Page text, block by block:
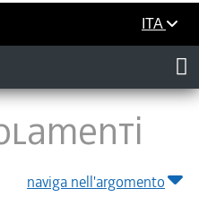
ITA
naviga nell'argomento